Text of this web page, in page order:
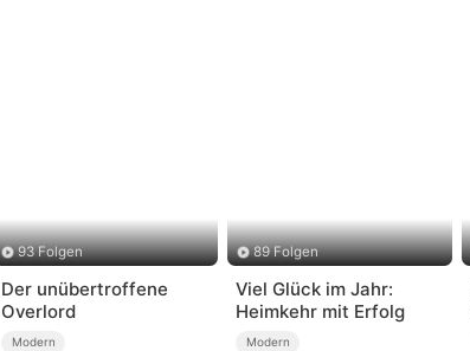
93 Folgen
Der unübertroffene
Overlord
Modern
89 Folgen
Viel Glück im Jahr:
Heimkehr mit Erfolg
Modern